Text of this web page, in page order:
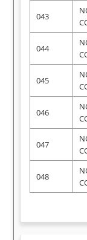
043
044
045
046
047
048